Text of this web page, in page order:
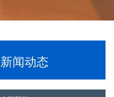
新闻动态